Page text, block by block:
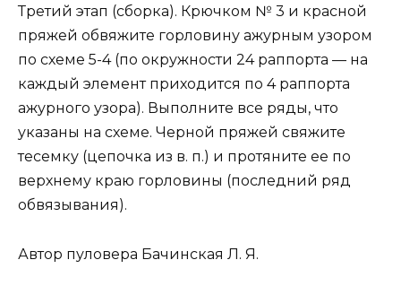
Третий этап (сборка). Крючком № 3 и красной
пряжей обвяжите горловину ажурным узором
по схеме 5-4 (по окружности 24 раппорта — на
каждый элемент приходится по 4 раппорта
ажурного узора). Выполните все ряды, что
указаны на схеме. Черной пряжей свяжите
тесемку (цепочка из в. п.) и протяните ее по
верхнему краю горловины (последний ряд
обвязывания).
Автор пуловера Бачинская Л. Я.